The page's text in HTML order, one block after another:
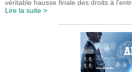
véritable hausse finale des droits à
Lire la suite >